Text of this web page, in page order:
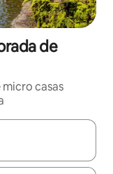
de
casas
explore-os